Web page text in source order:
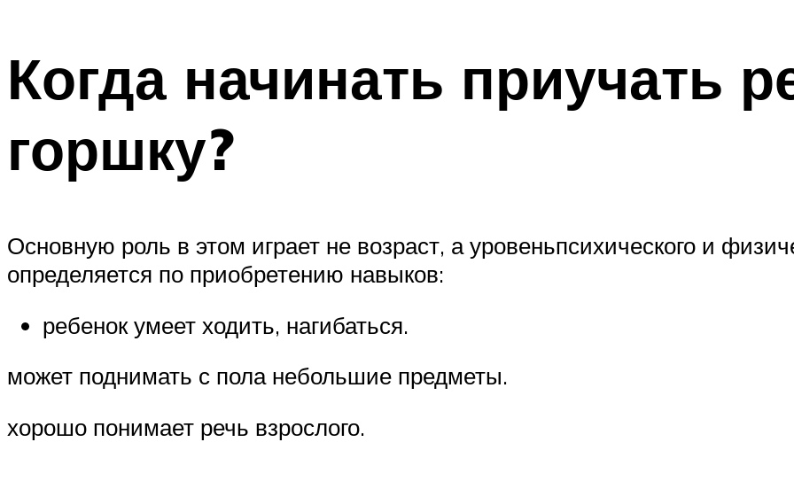
Когда начинать приучать
горшку?
Основную роль в этом играет не возраст, а уровеньпсихического и
определяется по приобретению навыков:
ребенок умеет ходить, нагибаться.
может поднимать с пола небольшие предметы.
хорошо понимает речь взрослого.